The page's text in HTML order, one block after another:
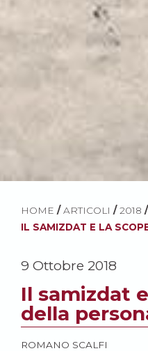
HOME / ARTICOLI / 2018 /
IL SAMIZDAT E LA
9 Ottobre 2018
Il samizdat
della
ROMANO SCALFI